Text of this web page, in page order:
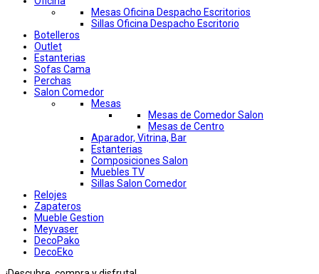
Mesas Oficina Despacho Escritorios
Sillas Oficina Despacho Escritorio
Botelleros
Outlet
Estanterias
Sofas Cama
Perchas
Salon Comedor
Mesas
Mesas de Comedor Salon
Mesas de Centro
Aparador, Vitrina, Bar
Estanterias
Composiciones Salon
Muebles TV
Sillas Salon Comedor
Relojes
Zapateros
Mueble Gestion
Meyvaser
DecoPako
DecoEko